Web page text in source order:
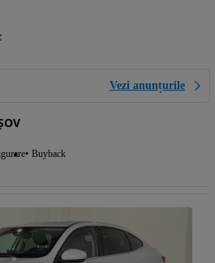
Vezi anunțurile
Buyback